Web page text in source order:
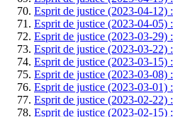
Esprit de justice (2023-04-12) :
Esprit de justice (2023-04-05) :
Esprit de justice (2023-03-29) :
Esprit de justice (2023-03-22) :
Esprit de justice (2023-03-15) :
Esprit de justice (2023-03-08) :
Esprit de justice (2023-03-01) :
Esprit de justice (2023-02-22) :
Esprit de justice (2023-02-15) :